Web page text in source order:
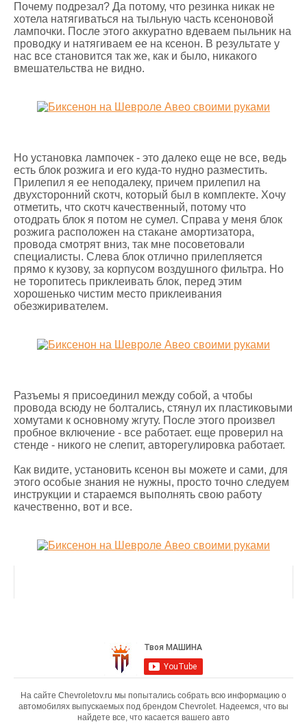
Почему подрезал? Да потому, что резинка никак не
хотела натягиваться на тыльную часть ксеноновой
лампочки. После этого аккуратно вдеваем пыльник на
проводку и натягиваем ее на ксенон. В результате у
нас все становится так же, как и было, никакого
вмешательства не видно.
Но установка лампочек - это далеко еще не все, ведь
есть блок розжига и его куда-то нудно разместить.
Прилепил я ее неподалеку, причем прилепил на
двухсторонний скотч, который был в комплекте. Хочу
отметить, что скотч качественный, потому что
отодрать блок я потом не сумел. Справа у меня блок
розжига расположен на стакане амортизатора,
провода смотрят вниз, так мне посоветовали
специалисты. Слева блок отлично прилепляется
прямо к кузову, за корпусом воздушного фильтра. Но
не торопитесь приклеивать блок, перед этим
хорошенько чистим место приклеивания
обезжиривателем.
Разъемы я присоединил между собой, а чтобы
провода всюду не болтались, стянул их пластиковыми
хомутами к основному жгуту. После этого произвел
пробное включение - все работает. еще проверил на
стенде - никого не слепит, авторегулировка работает.
Как видите, установить ксенон вы можете и сами, для
этого особые знания не нужны, просто точно следуем
инструкции и стараемся выполнять свою работу
качественно, вот и все.
На сайте Chevroletov.ru мы попытались собрать всю информацию о
автомобилях выпускаемых под брендом Chevrolet. Надеемся, что вы
найдете все, что касается вашего авто